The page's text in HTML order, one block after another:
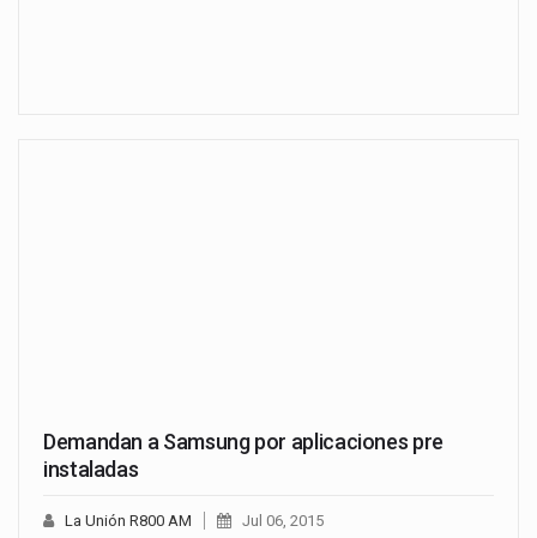
Demandan a Samsung por aplicaciones pre
instaladas
La Unión R800 AM Jul 06, 2015